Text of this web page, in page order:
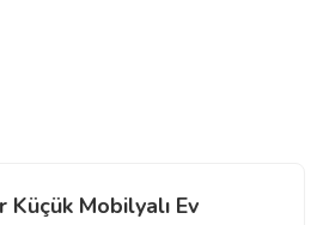
Küçük Mobilyalı Ev